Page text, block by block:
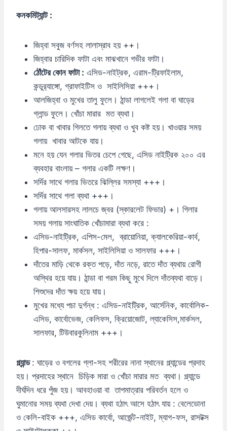
কনকমিট্যান্ট :
জিহ্বা সবুজ বর্ণসহ লালাস্রাব হয় ++।
জিহ্বার চারিদিক ফাটা এবং মাঝখানে গভীর ফাটা।
ঠোঁটেরকোনফাটা : এসিড-নাইট্রক, এরাম-ট্রিফাইলাম,
কন্ডুর‍্যাঙ্গো, গ্রাফাইটিস ও সাইলিসিয়া +++।
আলজিহ্বা ও মুখের তালু ফুলে। ঠান্ডা লাগলেই গলা বা ঘাড়ের
গ্লান্ড ফুলে। খোঁচা মারার মত ব্যথা।
ঢোক বা খাবার গিলতে গলায় ব্যথা ও খুব কষ্ট হয়। খাওয়ার সময়
গলায় খাবার আটকে যায়।
মনে হয় যেন গলার ভিতর চেপে গেছে, এসিড নাইট্রিক ২০০ এর
ব্যবহার বাংলায় – গলার একটি লক্ষণ।
সর্দির সাথে গলার ভিতরে ঝিল্লির সমস্যা +++।
সর্দির সাথে গলা ব্যথা +++।
গলায় আলসারসহ লালচে জ্বর (স্কারলেট ফিভার) +। গিলার
সময় গলায় সাংঘাতিক খোঁচামারা ব্যথা করে :
এসিড-নাইট্রিক, এপিস-মেল, ব্রায়োনিয়া, ক্যালকেরিয়া-কার্ব,
হিপার-সালফ, মার্কসল, সাইলিসিয়া ও সালফার +++।
দাঁতের মাড়ি থেকে রক্ত পড়ে, দাঁত নড়ে, রাতে দাঁত ব্যথায় রোগী
অস্থির হয়ে যায়। ঠান্ডা বা গরম কিছু মুখে দিলে দাঁতব্যথা বাড়ে।
শিশুদের দাঁত ক্ষয় হয়ে যায়।
মুখের মধ্যে পচা দুর্গন্ধ : এসিড-নাইট্রিক, আর্সেনিক, কার্বোলিক-
এসিড, কার্বোভেজ, কেলিফস, ক্রিয়োজোট, ল্যাকেসিস,মার্কসল,
সালফার, টিউবারকুলিনাম +++।
গ্ল্যান্ড : ঘাড়ের ও বগলের গ্লা-সহ শরীরের নানা স্থানের গ্ল্যান্ডের প্রদাহ
হয়। প্রদাহের স্থানে চিড়িক মারা ও খোঁচা মারার মত ব্যথা। গ্ল্যান্ডে
দীর্ঘদিন ধরে পুঁজ হয়। আবহাওয়া বা তাপমাত্রার পরিবর্তন হলে ও
ঘুমানোর সময় ব্যথা দেখা দেয়। ব্যথা হঠাৎ আসে হঠাৎ যায় : বেলেডোনা
ও কেলি-বাইক +++, এসিড কার্বো, আর্জেন্ট-নাইট, ম্যাগ-ফস, রাসটক্স